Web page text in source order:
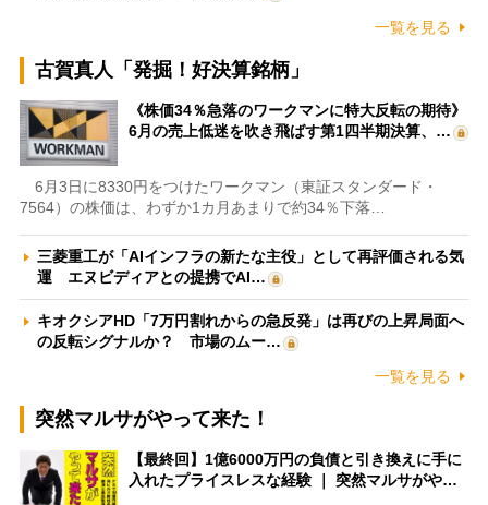
一覧を見る
古賀真人「発掘！好決算銘柄」
《株価34％急落のワークマンに特大反転の期待》
6月の売上低迷を吹き飛ばす第1四半期決算、…
6月3日に8330円をつけたワークマン（東証スタンダード・
7564）の株価は、わずか1カ月あまりで約34％下落…
三菱重工が「AIインフラの新たな主役」として再評価される気
運 エヌビディアとの提携でAI…
キオクシアHD「7万円割れからの急反発」は再びの上昇局面へ
の反転シグナルか？ 市場のムー…
一覧を見る
突然マルサがやって来た！
【最終回】1億6000万円の負債と引き換えに手に
入れたプライスレスな経験 ｜ 突然マルサがや…